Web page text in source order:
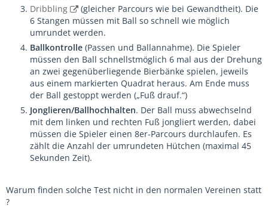
Dribbling
(gleicher Parcours wie bei Gewandtheit). Die
6 Stangen müssen mit Ball so schnell wie möglich
umrundet werden.
Ballkontrolle (Passen und Ballannahme). Die Spieler
müssen den Ball schnellstmöglich 6 mal aus der Drehung
an zwei gegenüberliegende Bierbänke spielen, jeweils
aus einem markierten Quadrat heraus. Am Ende muss
der Ball gestoppt werden („Fuß drauf.“)
Jonglieren/Ballhochhalten. Der Ball muss abwechselnd
mit dem linken und rechten Fuß jongliert werden, dabei
müssen die Spieler einen 8er-Parcours durchlaufen. Es
zählt die Anzahl der umrundeten Hütchen (maximal 45
Sekunden Zeit).
Warum finden solche Test nicht in den normalen Vereinen statt
?